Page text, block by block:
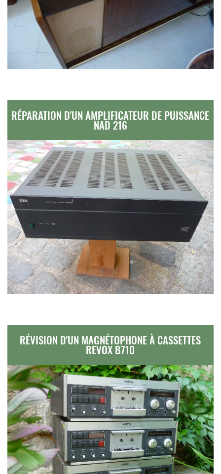
RÉPARATION D'UN AMPLIFICATEUR DE PUISSANCE
NAD 216
RÉVISION D'UN MAGNÉTOPHONE À CASSETTES
REVOX B710